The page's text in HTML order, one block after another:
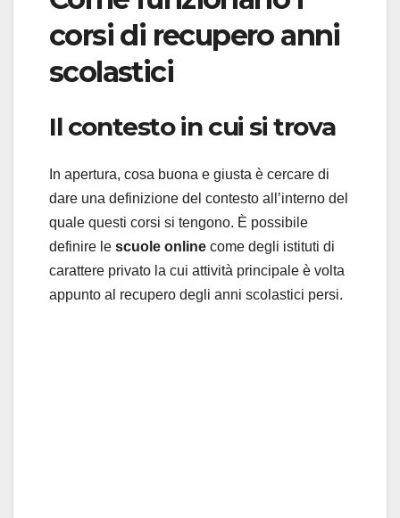
corsi di recupero anni
scolastici
Il contesto in cui si trova
In apertura, cosa buona e giusta è cercare di
dare una definizione del contesto all’interno del
quale questi corsi si tengono. È possibile
definire le scuole online come degli istituti di
carattere privato la cui attività principale è volta
appunto al recupero degli anni scolastici persi.